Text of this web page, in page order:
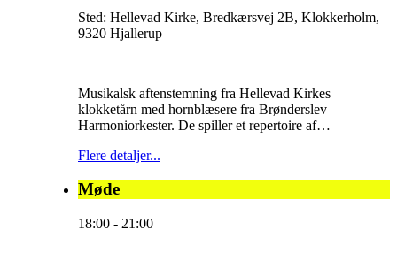
Sted: Hellevad Kirke, Bredkærsvej 2B, Klokkerholm,
9320 Hjallerup
Musikalsk aftenstemning fra Hellevad Kirkes
klokketårn med hornblæsere fra Brønderslev
Harmoniorkester. De spiller et repertoire af…
Flere detaljer...
Møde
18:00 - 21:00